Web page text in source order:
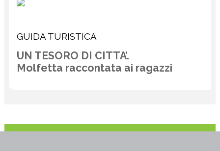
GUIDA TURISTICA
UN TESORO DI CITTA’.
Molfetta raccontata ai ragazzi